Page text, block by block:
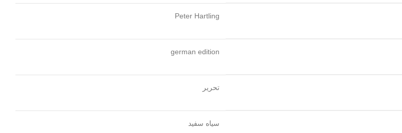
Peter Hartling
german edition
تحریر
سیاه سفید